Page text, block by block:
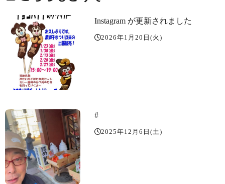
Instagram が更新されました
2026年1月20日(火)
#
2025年12月6日(土)